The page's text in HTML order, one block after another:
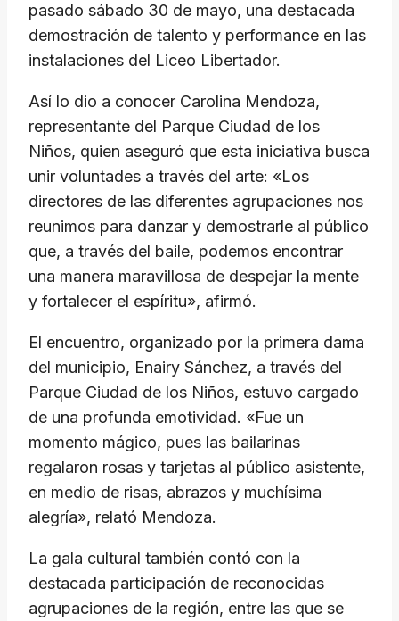
pasado sábado 30 de mayo, una destacada
demostración de talento y performance en las
instalaciones del Liceo Libertador.
Así lo dio a conocer Carolina Mendoza,
representante del Parque Ciudad de los
Niños, quien aseguró que esta iniciativa busca
unir voluntades a través del arte: «Los
directores de las diferentes agrupaciones nos
reunimos para danzar y demostrarle al público
que, a través del baile, podemos encontrar
una manera maravillosa de despejar la mente
y fortalecer el espíritu», afirmó.
El encuentro, organizado por la primera dama
del municipio, Enairy Sánchez, a través del
Parque Ciudad de los Niños, estuvo cargado
de una profunda emotividad. «Fue un
momento mágico, pues las bailarinas
regalaron rosas y tarjetas al público asistente,
en medio de risas, abrazos y muchísima
alegría», relató Mendoza.
La gala cultural también contó con la
destacada participación de reconocidas
agrupaciones de la región, entre las que se